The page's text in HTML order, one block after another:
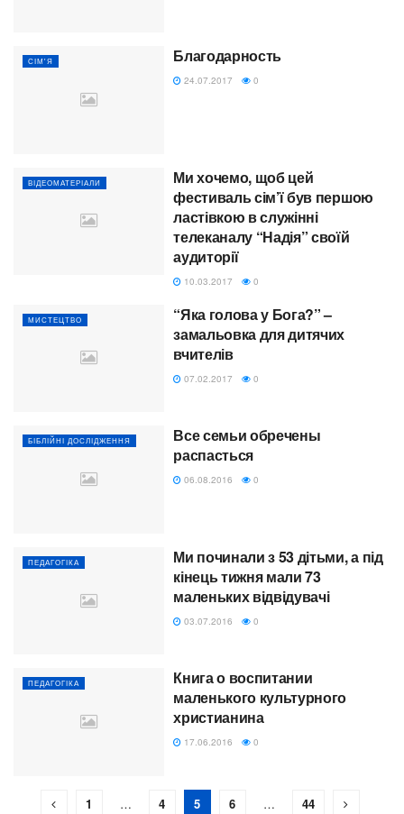
СІМ'Я Благодарность
24.07.2017 0
ВІДЕОМАТЕРІАЛИ
Ми хочемо, щоб цей
фестиваль сім’ї був першою
ластівкою в служінні
телеканалу “Надія” своїй
аудиторії
10.03.2017 0
МИСТЕЦТВО
“Яка голова у Бога?” –
замальовка для дитячих
вчителів
07.02.2017 0
БІБЛІЙНІ ДОСЛІДЖЕННЯ
Все семьи обречены
распасться
06.08.2016 0
ПЕДАГОГІКА
Ми починали з 53 дітьми, а під
кінець тижня мали 73
маленьких відвідувачі
03.07.2016 0
ПЕДАГОГІКА
Книга о воспитании
маленького культурного
христианина
17.06.2016 0
1 … 4 5 6 … 44